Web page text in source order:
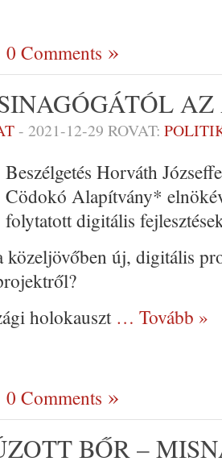
0 Comments
- 2021-12-29 ROVAT:
Beszélgetés Horváth
Cödokó Alapítvány*
folytatott digitális
közeljövőben új, digitális
holokauszt … Tovább »
0 Comments
BŐR –